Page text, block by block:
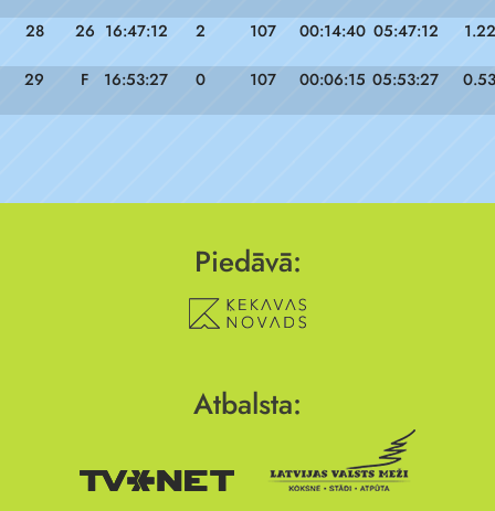
28 26 16:47:12 2 107 00:14:40 05:47:12 1.22
29 F 16:53:27 0 107 00:06:15 05:53:27 0.53
Piedāvā:
Atbalsta: